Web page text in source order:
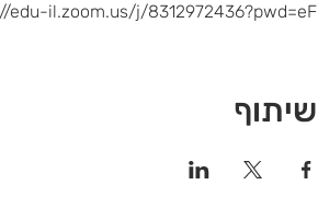
edu-il.zoom.us/j/8312972436?pwd=eF
שיתוף